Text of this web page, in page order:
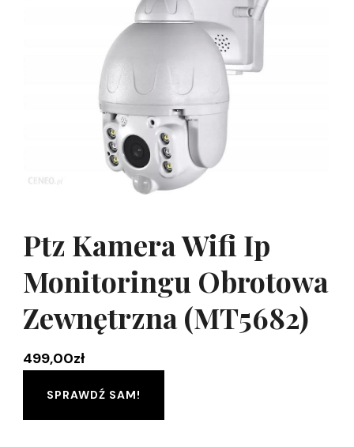
Ptz Kamera Wifi Ip
Monitoringu Obrotowa
Zewnętrzna (MT5682)
499,00zł
SPRAWDŹ SAM!